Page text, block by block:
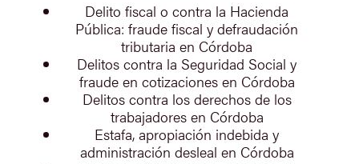
Delito fiscal o contra la Hacienda
Pública: fraude fiscal y defraudación
tributaria en Córdoba
Delitos contra la Seguridad Social y
fraude en cotizaciones en Córdoba
Delitos contra los derechos de los
trabajadores en Córdoba
Estafa, apropiación indebida y
administración desleal en Córdoba